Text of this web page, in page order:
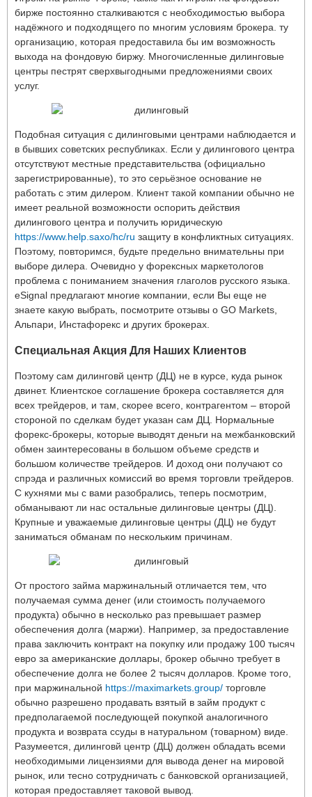
бирже постоянно сталкиваются с необходимостью выбора
надёжного и подходящего по многим условиям брокера. ту
организацию, которая предоставила бы им возможность
выхода на фондовую биржу. Многочисленные дилинговые
центры пестрят сверхвыгодными предложениями своих
услуг.
Подобная ситуация с дилинговыми центрами наблюдается и
в бывших советских республиках. Если у дилингового центра
отсутствуют местные представительства (официально
зарегистрированные), то это серьёзное основание не
работать с этим дилером. Клиент такой компании обычно не
имеет реальной возможности оспорить действия
дилингового центра и получить юридическую
https://www.help.saxo/hc/ru защиту в конфликтных ситуациях.
Поэтому, повторимся, будьте предельно внимательны при
выборе дилера. Очевидно у форексных маркетологов
проблема с пониманием значения глаголов русского языка.
eSignal предлагают многие компании, если Вы еще не
знаете какую выбрать, посмотрите отзывы о GO Markets,
Альпари, Инстафорекс и других брокерах.
Специальная Акция Для Наших Клиентов
Поэтому сам дилинговй центр (ДЦ) не в курсе, куда рынок
двинет. Клиентское соглашение брокера составляется для
всех трейдеров, и там, скорее всего, контрагентом – второй
стороной по сделкам будет указан сам ДЦ. Нормальные
форекс-брокеры, которые выводят деньги на межбанковский
обмен заинтересованы в большом объеме средств и
большом количестве трейдеров. И доход они получают со
спрэда и различных комиссий во время торговли трейдеров.
С кухнями мы с вами разобрались, теперь посмотрим,
обманывают ли нас остальные дилинговые центры (ДЦ).
Крупные и уважаемые дилинговые центры (ДЦ) не будут
заниматься обманам по нескольким причинам.
От простого займа маржинальный отличается тем, что
получаемая сумма денег (или стоимость получаемого
продукта) обычно в несколько раз превышает размер
обеспечения долга (маржи). Например, за предоставление
права заключить контракт на покупку или продажу 100 тысяч
евро за американские доллары, брокер обычно требует в
обеспечение долга не более 2 тысяч долларов. Кроме того,
при маржинальной https://maximarkets.group/ торговле
обычно разрешено продавать взятый в займ продукт с
предполагаемой последующей покупкой аналогичного
продукта и возврата ссуды в натуральном (товарном) виде.
Разумеется, дилинговй центр (ДЦ) должен обладать всеми
необходимыми лицензиями для вывода денег на мировой
рынок, или тесно сотрудничать с банковской организацией,
которая предоставляет таковой вывод.